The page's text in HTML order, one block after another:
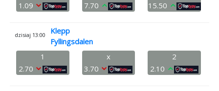
1.09
7.70
15.50
dzisiaj 13:00
Klepp
Fyllingsdalen
1
2.70
x
3.70
2
2.10